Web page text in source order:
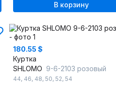
В корзину
180.55 $
Куртка
SHLOMO 9-6-2103 розовый
44, 46, 48, 50, 52, 54